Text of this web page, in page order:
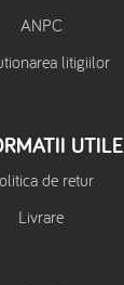
ANPC
litigiilor
UTILE
de retur
Livrare